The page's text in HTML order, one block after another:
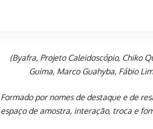
(Byafra, Projeto Caleidoscópio, Chiko
Guima, Marco Guahyba, Fábio
Formado por nomes de destaque e de
espaço de amostra, interação, troca e